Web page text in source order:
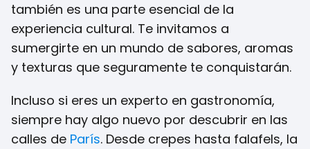
también es una parte esencial de la
experiencia cultural. Te invitamos a
sumergirte en un mundo de sabores, aromas
y texturas que seguramente te conquistarán.
Incluso si eres un experto en gastronomía,
siempre hay algo nuevo por descubrir en las
calles de París. Desde crepes hasta falafels, la